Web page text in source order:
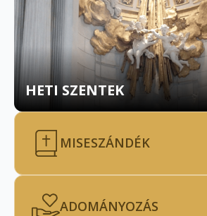
HETI SZENTEK
MISESZÁNDÉK
ADOMÁNYOZÁS